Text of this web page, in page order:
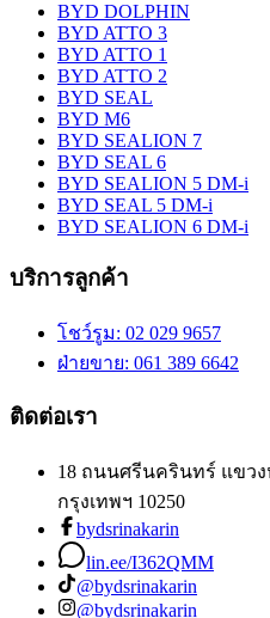
BYD DOLPHIN
BYD ATTO 3
BYD ATTO 1
BYD ATTO 2
BYD SEAL
BYD M6
BYD SEALION 7
BYD SEAL 6
BYD SEALION 5 DM-i
BYD SEAL 5 DM-i
BYD SEALION 6 DM-i
บริการลูกค้า
โชว์รูม: 02 029 9657
ฝ่ายขาย: 061 389 6642
ติดต่อเรา
18 ถนนศรีนครินทร์ แขวง
กรุงเทพฯ 10250
bydsrinakarin
lin.ee/I362QMM
@bydsrinakarin
@bydsrinakarin